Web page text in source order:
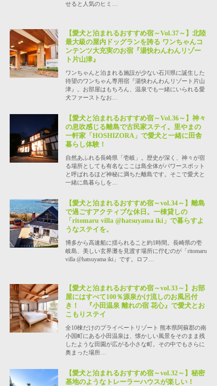
せると人気のヒミ…
【愛犬と泊まれるおすすめ宿～Vol.37～】北陸
最大級の屋内ドッグランを誇る ワンちゃんコ
ンテンツ大充実のお宿『湯快わんわんリゾー
ト片山津』
ワンちゃんと泊まれる施設が少ない石川県に誕生した
待望のワンちゃん専用宿『湯快わんわんリゾート片山
津』。お部屋はもちろん、温泉でも一緒にいられる愛
犬ファーストなお…
【愛犬と泊まれるおすすめ宿～Vol.36～】神々
の息吹感じる離島で古民家ステイ。里やまの
一軒家「HOSHIZORA」で愛犬と一緒に田舎
暮らし体験！
自然あふれる長崎県「壱岐」。歴史が深く、神々が宿
る場所としても有名なここは島全体がパワースポット
と呼ばれるほど神秘に満ちた離島です。そこで愛犬と
一緒に島暮らしを…
【愛犬と泊まれるおすすめ宿～vol.34～】離島
で過ごすアクティブな休日。一棟貸しの
「ritomaru villa @hatsuyama iki」で暮らすよ
うなステイを。
博多から高速船に揺られること約1時間。長崎県の壱
岐島、美しい玄界灘を見渡す場所に佇むのが「ritomaru
villa @hatsuyama iki」です。ロフ…
【愛犬と泊まれるおすすめ宿～vol.33～】お部
屋にはすべて100％源泉かけ流しのお風呂付
き！ 『小田温泉 離れの宿 花心』で愛犬とお
こもりステイ
全10棟だけのプライベートリゾート 熊本県阿蘇郡の南
小国町にある小田温泉は、懐かしい風景をそのまま残
したような田園が広がる小さな町。その中でもさらに
奥まった場所…
【愛犬と泊まれるおすすめ宿～vol.32～】秘密
基地のようなトレーラーハウスが楽しい！